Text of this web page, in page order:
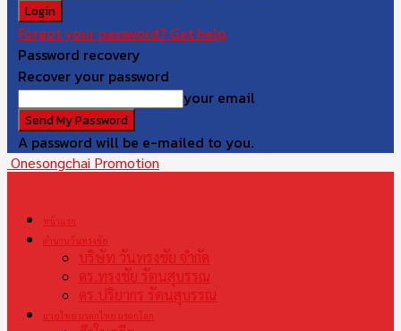
Forgot your password? Get help
Password recovery
Recover your password
your email
A password will be e-mailed to you.
Onesongchai Promotion
หน้าแรก
ตำนานวันทรงชัย
บริษัท วันทรงชัย จำกัด
ดร.ทรงชัย รัตนสุบรรณ
ดร.ปริยากร รัตนสุบรรณ
มวยไทย มรดกไทย มรดกโลก